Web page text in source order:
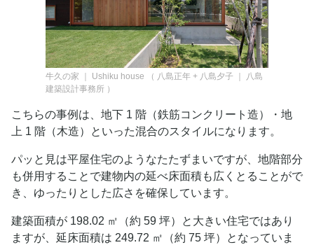
牛久の家 ｜ Ushiku house （ 八島正年 + 八島夕子 ｜ 八島
建築設計事務所 ）
こちらの事例は、地下 1 階（鉄筋コンクリート造）・地
上 1 階（木造）といった混合のスタイルになります。
パッと見は平屋住宅のようなたたずまいですが、地階部分
も併用することで建物内の延べ床面積も広くとることがで
き、ゆったりとした広さを確保しています。
建築面積が 198.02 ㎡（約 59 坪）と大きい住宅ではあり
ますが、延床面積は 249.72 ㎡（約 75 坪）となっていま